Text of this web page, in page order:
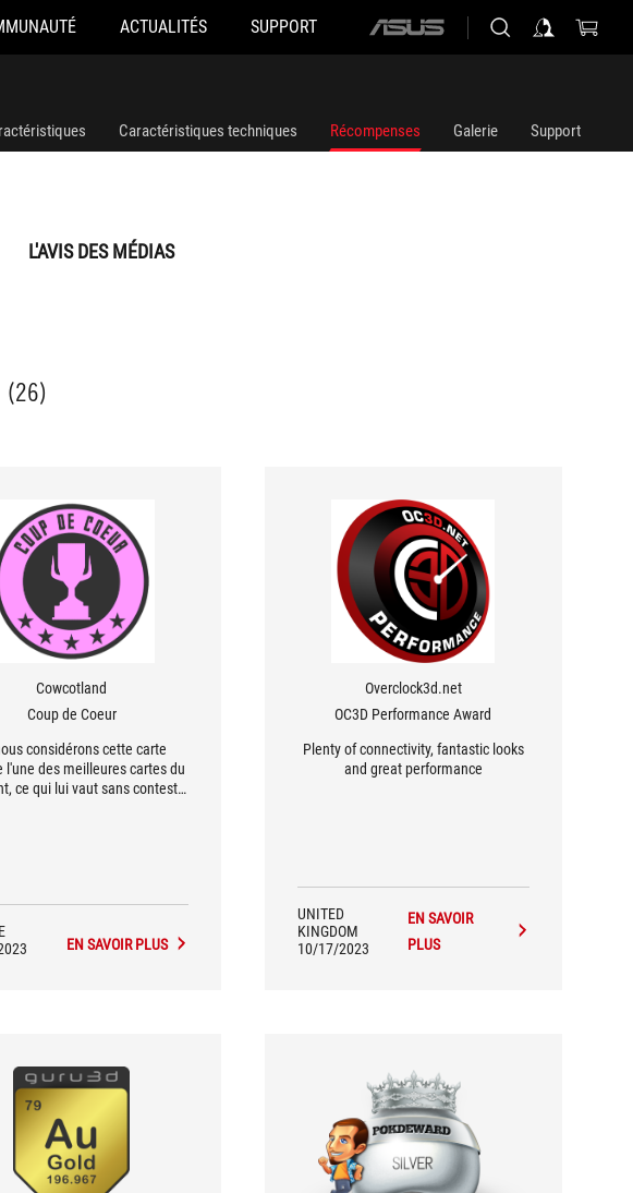
ACTUALITÉS SUPPORT
ASUS
Caractéristiques techniques Récompenses Galerie Support
L'AVIS DES MÉDIAS
(26)
Cowcotland
Coup de Coeur
considérons cette carte
l'une des meilleures cartes du
ce qui lui vaut sans conteste
EN SAVOIR PLUS
Overclock3d.net
OC3D Performance Award
Plenty of connectivity, fantastic looks
and great performance
UNITED
KINGDOM
10/17/2023
EN SAVOIR
PLUS